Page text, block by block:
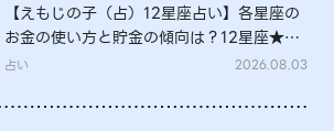
【えもじの子（占）12星座占い】各星座の
お金の使い方と貯金の傾向は？12星座★徹
底解説
占い 2026.08.03